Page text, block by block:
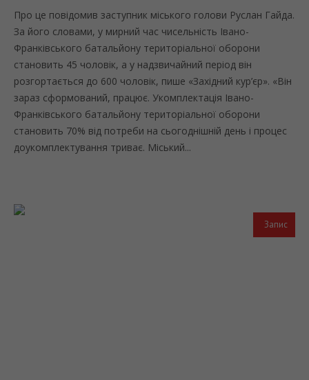
Про це повідомив заступник міського голови Руслан Гайда.
За його словами, у мирний час чисельність Івано-
Франківського батальйону територіальної оборони
становить 45 чоловік, а у надзвичайний період він
розгортається до 600 чоловік, пише «Західний кур’єр». «Він
зараз сформований, працює. Укомплектація Івано-
Франківського батальйону територіальної оборони
становить 70% від потреби на сьогоднішній день і процес
доукомплектування триває. Міський...
Запис